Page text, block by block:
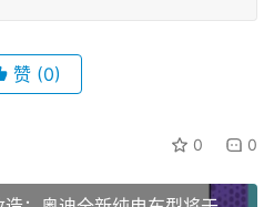
赞 (0)
0 0